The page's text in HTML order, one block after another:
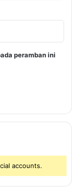
peramban ini
accounts.